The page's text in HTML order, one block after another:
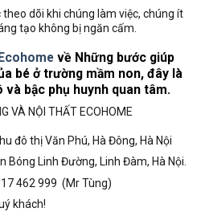
dõi khi chúng làm việc, chúng ít
tạo không bị ngăn cấm.
về Những bước giúp
bé ở trường mầm non, đây là
bậc phụ huynh quan tâm.
VÀ NỘI THẤT ECOHOME
đô thị Văn Phú, Hà Đông, Hà Nội
Bóng Linh Đường, Linh Đàm, Hà Nội.
462 999 (Mr Tùng)
khách!